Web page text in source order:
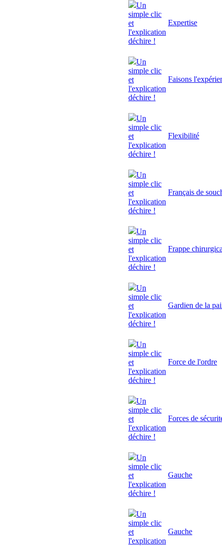
Un
simple clic
et
l'explication
déchire !
Expertise
Un
simple clic
et
l'explication
déchire !
Faisons
Un
simple clic
et
l'explication
déchire !
Flexibilité
Un
simple clic
et
l'explication
déchire !
Français de
Un
simple clic
et
l'explication
déchire !
Frappe
Un
simple clic
et
l'explication
déchire !
Gardien de la
Un
simple clic
et
l'explication
déchire !
Force de l'ordre
Un
simple clic
et
l'explication
déchire !
Forces de
Un
simple clic
et
l'explication
déchire !
Gauche
Un
simple clic
et
l'explication
Gauche